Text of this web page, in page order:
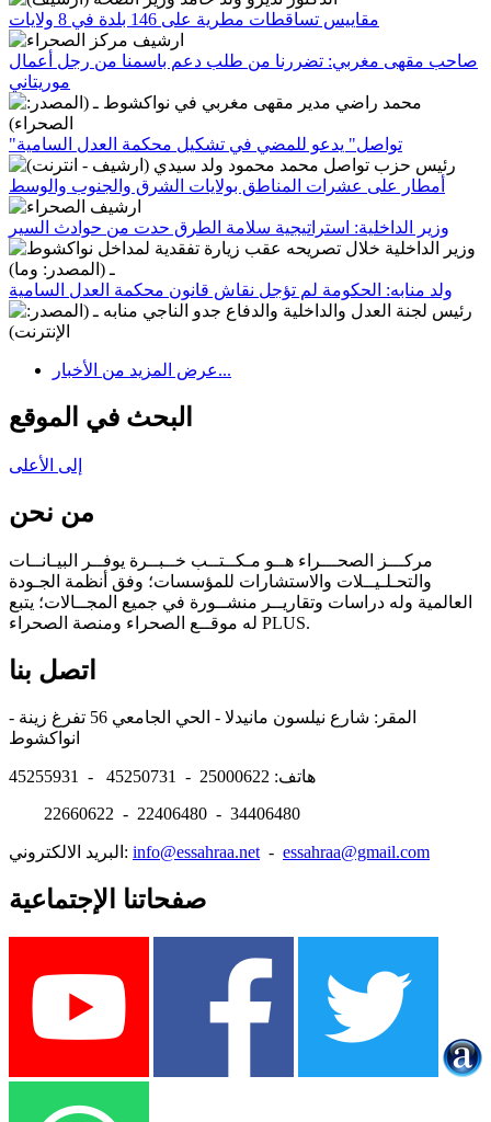
مقاييس تساقطات مطرية على 146 بلدة في 8 ولايات
صاحب مقهى مغربي: تضررنا من طلب دعم باسمنا من رجل أعمال
موريتاني
"تواصل" يدعو للمضي في تشكيل محكمة العدل السامية
أمطار على عشرات المناطق بولايات الشرق والجنوب والوسط
وزير الداخلية: استراتيجية سلامة الطرق حدت من حوادث السير
ولد منابه: الحكومة لم تؤجل نقاش قانون محكمة العدل السامية
عرض المزيد من الأخبار...
البحث في الموقع
إلى الأعلى
من نحن
مركـــز الصحـــراء هــو مـكــتــب خــبــرة يوفــر البيـانــات
والتحـلـيــلات والاستشارات للمؤسسات؛ وفق أنظمة الجـودة
العالمية وله دراسات وتقاريــر منشــورة في جميع المجــالات؛ يتبع
له موقــع الصحراء ومنصة الصحراء PLUS.
اتصل بنا
المقر: شارع نيلسون مانيدلا - الحي الجامعي 56 تفرغ زينة -
هاتف: 25000622 - 45250731 - 45255931
22660622 - 22406480 - 34406480
البريد الالكتروني: info@essahraa.net- essahraa@gmail.com
صفحاتنا الإجتماعية